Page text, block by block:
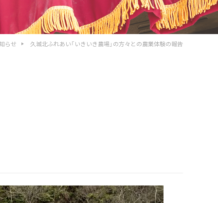
らせ 久城北ふれあい「いきいき農場」の方々との農業体験の報告